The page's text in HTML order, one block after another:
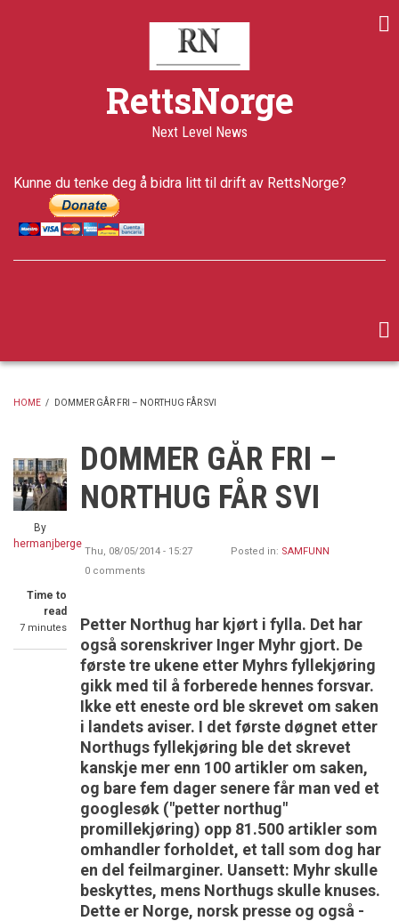
RettsNorge
Next Level News
Kunne du tenke deg å bidra litt til drift av RettsNorge?
HOME / DOMMER GÅR FRI – NORTHUG FÅR SVI
By
hermanjberge
Time to
read
7 minutes
through
Published
12 years
ago
Last
5 years ago
DOMMER GÅR FRI –
NORTHUG FÅR SVI
Thu, 08/05/2014 - 15:27 Posted in: SAMFUNN
0 comments
Petter Northug har kjørt i fylla. Det har
også sorenskriver Inger Myhr gjort. De
første tre ukene etter Myhrs fyllekjøring
gikk med til å forberede hennes forsvar.
Ikke ett eneste ord ble skrevet om saken
i landets aviser. I det første døgnet etter
Northugs fyllekjøring ble det skrevet
kanskje mer enn 100 artikler om saken,
og bare fem dager senere får man ved et
googlesøk ("petter northug"
promillekjøring) opp 81.500 artikler som
omhandler forholdet, et tall som dog har
en del feilmarginer. Uansett: Myhr skulle
beskyttes, mens Northugs skulle knuses.
Dette er Norge, norsk presse og også -